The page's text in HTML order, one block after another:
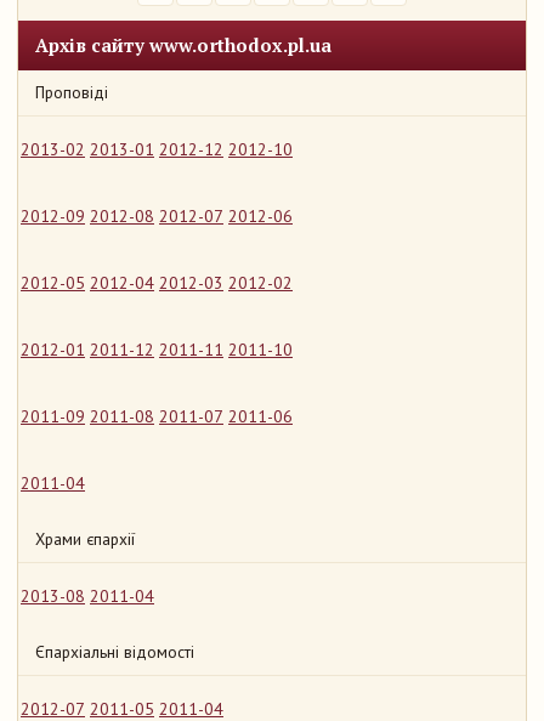
Архів сайту www.orthodox.pl.ua
Проповіді
2013-02 2013-01 2012-12 2012-10
2012-09 2012-08 2012-07 2012-06
2012-05 2012-04 2012-03 2012-02
2012-01 2011-12 2011-11 2011-10
2011-09 2011-08 2011-07 2011-06
2011-04
Храми єпархії
2013-08 2011-04
Єпархіальні відомості
2012-07 2011-05 2011-04